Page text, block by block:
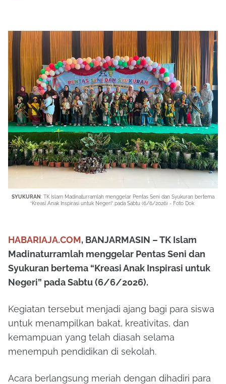
SYUKURAN: TK Islam Madinaturramlah menggelar Pentas Seni dan Syukuran bertema
“Kreasi Anak Inspirasi untuk Negeri” pada Sabtu (6/6/2026) - Foto Dok
HABARIAJA.COM, BANJARMASIN – TK Islam
Madinaturramlah menggelar Pentas Seni dan
Syukuran bertema “Kreasi Anak Inspirasi untuk
Negeri” pada Sabtu (6/6/2026).
Kegiatan tersebut menjadi ajang bagi para siswa
untuk menampilkan bakat, kreativitas, dan
kemampuan yang telah diasah selama
menempuh pendidikan di sekolah.
Acara berlangsung meriah dengan dihadiri para